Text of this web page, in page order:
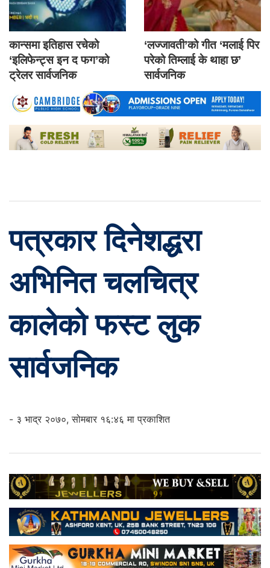
कान्समा इतिहास रचेको
‘इलिफेन्ट्स इन द फग’को
ट्रेलर सार्वजनिक
‘लज्जावती’को गीत ‘मलाई पिर
परेको तिम्लाई के थाहा छ’
सार्वजनिक
पत्रकार दिनेशद्धरा
अभिनित चलचित्र
कालेको फस्ट लुक
सार्वजनिक
- ३ भाद्र २०७०, सोमबार १६:४६ मा प्रकाशित